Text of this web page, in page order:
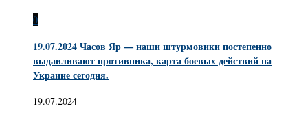
0
19.07.2024 Часов Яр — наши штурмовики постепенно
выдавливают противника, карта боевых действий на
Украине сегодня.
19.07.2024